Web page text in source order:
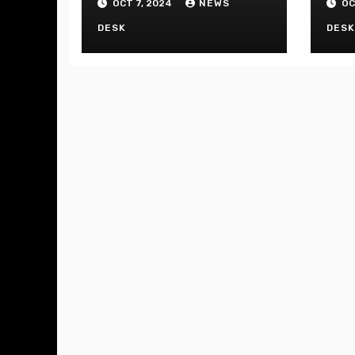
OCT 7, 2024 NEWS
DESK DESK